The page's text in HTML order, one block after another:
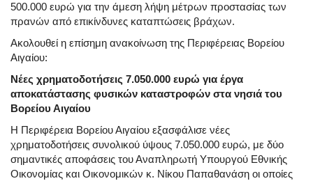
500.000 ευρώ για την άμεση λήψη μέτρων προστασίας των
πρανών από επικίνδυνες καταπτώσεις βράχων.
Ακολουθεί η επίσημη ανακοίνωση της Περιφέρειας Βορείου
Αιγαίου:
Νέες χρηματοδοτήσεις 7.050.000 ευρώ για έργα
αποκατάστασης φυσικών καταστροφών στα νησιά του
Βορείου Αιγαίου
Η Περιφέρεια Βορείου Αιγαίου εξασφάλισε νέες
χρηματοδοτήσεις συνολικού ύψους 7.050.000 ευρώ, με δύο
σημαντικές αποφάσεις του Αναπληρωτή Υπουργού Εθνικής
Οικονομίας και Οικονομικών κ. Νίκου Παπαθανάση οι οποίες